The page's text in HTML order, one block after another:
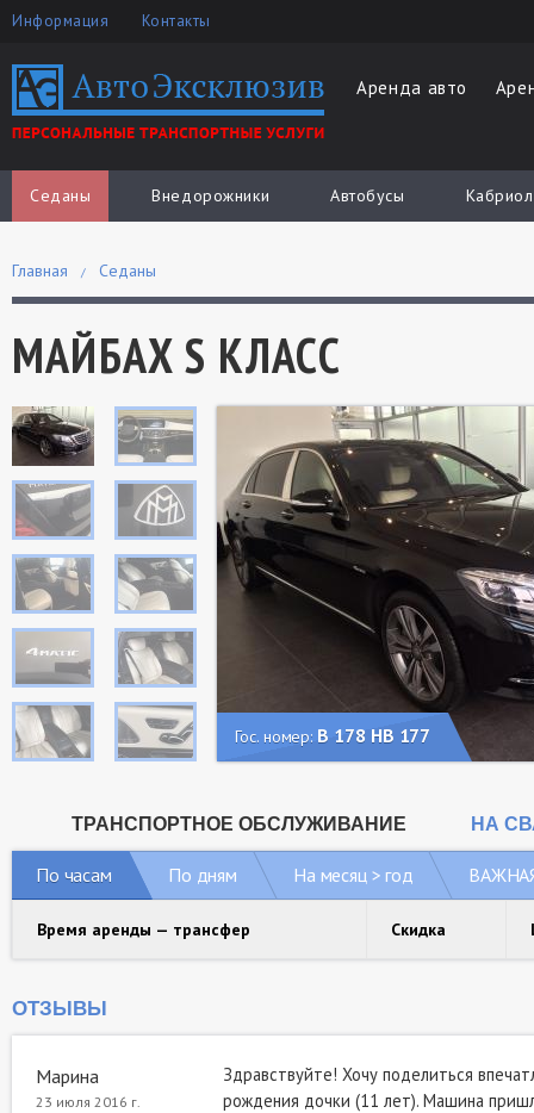
Информация Контакты
Аренда авто
Седаны Внедорожники Автобусы
Главная Седаны
МАЙБАХ S КЛАСС
Гос. номер: В 178 НВ 177
ТРАНСПОРТНОЕ ОБСЛУЖИВАНИЕ НА
По часам По дням На месяц > год
Время аренды — трансфер Скидка
ОТЗЫВЫ
Марина
23 июля 2016 г.
Здравствуйте! Хочу поделиться
рождения дочки (11 лет). Машина